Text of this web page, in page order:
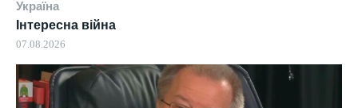
Україна
Інтересна війна
07.08.2026